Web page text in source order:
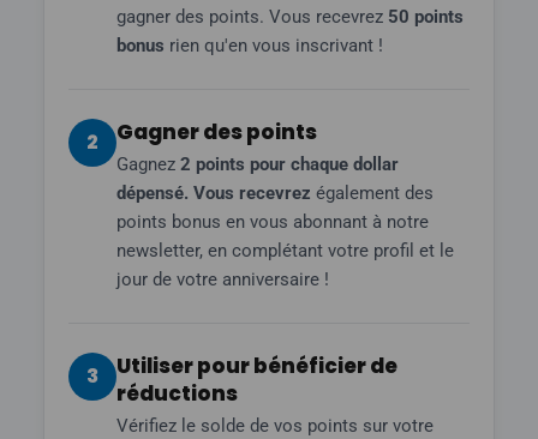
gagner des points. Vous recevrez 50 points
bonus rien qu'en vous inscrivant !
2 Gagner des points
Gagnez 2 points pour chaque dollar
dépensé. Vous recevrez également des
points bonus en vous abonnant à notre
newsletter, en complétant votre profil et le
jour de votre anniversaire !
3
Utiliser pour bénéficier de
réductions
Vérifiez le solde de vos points sur votre